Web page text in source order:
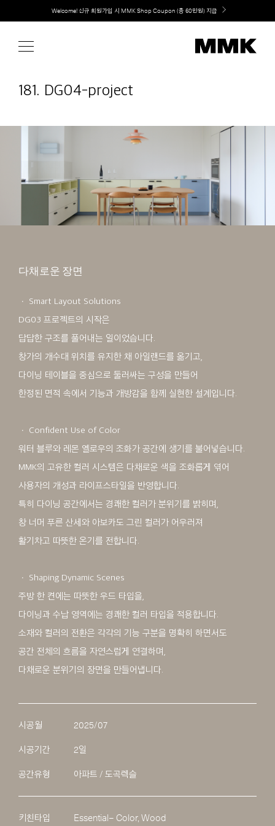
content
취향대로 완성하는 커스텀 아일랜드 키친, MMK The Island 출시
181. DG04-project
다채로운 장면
ㆍ Smart Layout Solutions
DG03 프로젝트의 시작은
답답한 구조를 풀어내는 일이었습니다.
창가의 개수대 위치를 유지한 채 아일랜드를 옮기고,
다이닝 테이블을 중심으로 둘러싸는 구성을 만들어
한정된 면적 속에서 기능과 개방감을 함께 실현한 설계입니다.
ㆍ Confident Use of Color
워터 블루와 레몬 옐로우의 조화가 공간에 생기를 불어넣습니다.
MMK의 고유한 컬러 시스템은 다채로운 색을 조화롭게 엮어
사용자의 개성과 라이프스타일을 반영합니다.
특히 다이닝 공간에서는 경쾌한 컬러가 분위기를 밝히며,
창 너머 푸른 산세와 아보카도 그린 컬러가 어우러져
활기차고 따뜻한 온기를 전합니다.
ㆍ Shaping Dynamic Scenes
주방 한 켠에는 따뜻한 우드 타입을,
다이닝과 수납 영역에는 경쾌한 컬러 타입을 적용합니다.
소재와 컬러의 전환은 각각의 기능 구분을 명확히 하면서도
공간 전체의 흐름을 자연스럽게 연결하며,
다채로운 분위기의 장면을 만들어냅니다.
시공월 2025/07
시공기간 2일
공간유형 아파트 / 도곡렉슬
키친타입 Essential– Color, Wood